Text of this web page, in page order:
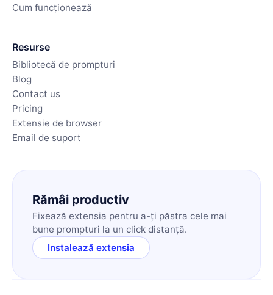
Cum funcționează
Resurse
Bibliotecă de prompturi
Blog
Contact us
Pricing
Extensie de browser
Email de suport
Rămâi productiv
Fixează extensia pentru a-ți păstra cele mai
bune prompturi la un click distanță.
Instalează extensia